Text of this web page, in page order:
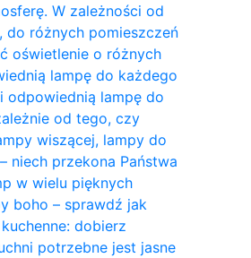
W zależności od
do różnych pomieszczeń
oświetlenie o różnych
lampę do każdego
odpowiednią lampę do
od tego, czy
wiszącej, lampy do
niech przekona Państwa
w wielu pięknych
boho – sprawdź jak
dobierz
potrzebne jest jasne